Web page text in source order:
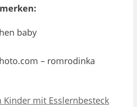
– romrodinka
Kinder mit Esslernbesteck